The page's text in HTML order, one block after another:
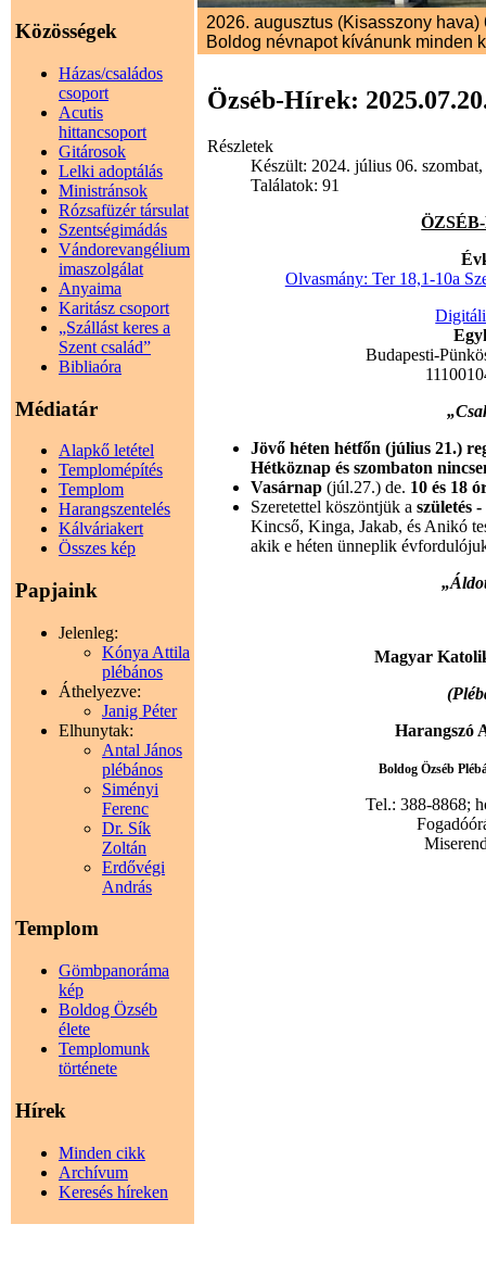
Közösségek
Házas/családos
csoport
Acutis
hittancsoport
Gitárosok
Lelki adoptálás
Ministránsok
Rózsafüzér társulat
Szentségimádás
Vándorevangélium
imaszolgálat
Anyaima
Karitász csoport
„Szállást keres a
Szent család”
Bibliaóra
Médiatár
Alapkő letétel
Templomépítés
Templom
Harangszentelés
Kálváriakert
Összes kép
Papjaink
Jelenleg:
Kónya Attila
plébános
Áthelyezve:
Janig Péter
Elhunytak:
Antal János
plébános
Siményi
Ferenc
Dr. Sík
Zoltán
Erdővégi
András
Templom
Gömbpanoráma
kép
Boldog Özséb
élete
Templomunk
története
Hírek
Minden cikk
Archívum
Keresés híreken
2026. augusztus (Kisasszony hava)
Boldog névnapot kívánunk minden
Özséb-Hírek:
Részletek
Készült: 2024. július 06.
Találatok: 91
Olvasmány: Ter 18,1-10a
Budapesti-
Jövő héten hétfőn (július 21.)
Hétköznap és szombaton
Vasárnap(júl.27.) de. 10 és 18
Szeretettel köszöntjük aszületés
Kincső, Kinga, Jakab, és Anikó
akik e héten ünneplik
Magyar
Harangszó
Boldog Özséb
Tel.: 388-8868;